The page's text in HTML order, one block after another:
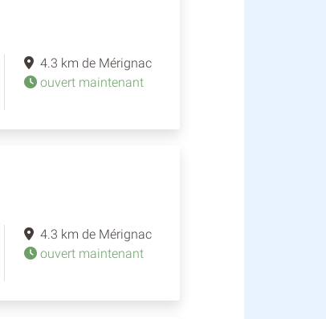
4.3 km de Mérignac
ouvert maintenant
4.3 km de Mérignac
ouvert maintenant